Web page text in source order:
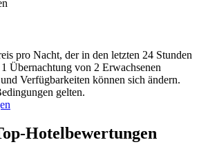
pro Nacht, der in den letzten 24 Stunden
Übernachtung von 2 Erwachsenen
Verfügbarkeiten können sich ändern.
gelten.
Hotelbewertungen